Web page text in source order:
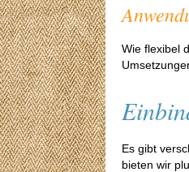
Wie flexibel
Es gibt
bieten wir